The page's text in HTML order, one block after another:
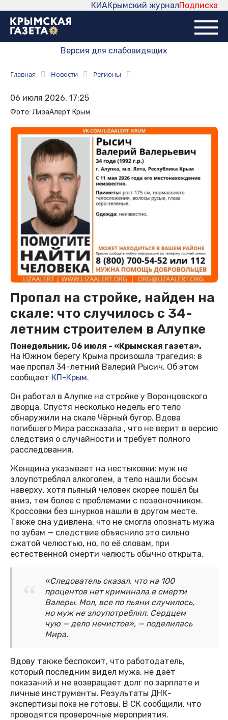
Подписка
Крымский журнал
КИА
Версия для слабовидящих
Главная Новости Регионы
06 июля 2026, 17:25
Фото: ЛизаАлерт Крым
Пропал на стройке, найден на
скале: что случилось с 34-
летним строителем в Алупке
Понедельник, 06 июля - «Крымская газета».
На Южном берегу Крыма произошла трагедия: в
мае пропал 34-летний Валерий Рысич. Об этом
сообщает КП-Крым.
Он работал в Алупке на стройке у Воронцовского
дворца. Спустя несколько недель его тело
обнаружили на скале Чёрный бугор. Вдова
погибшего Мира рассказала , что не верит в версию
следствия о случайности и требует полного
расследования.
Женщина указывает на нестыковки: муж не
злоупотреблял алкоголем, а тело нашли босым
наверху, хотя пьяный человек скорее пошёл бы
вниз, тем более с проблемами с позвоночником.
Кроссовки без шнурков нашли в другом месте.
Также она удивлена, что не смогла опознать мужа
по зубам — следствие объяснило это сильно
сжатой челюстью, но, по её словам, при
естественной смерти челюсть обычно открыта.
«Следователь сказал, что на 100
процентов нет криминала в смерти
Валеры. Мол, все по пьяни случилось,
но муж не злоупотреблял. Сердцем
чую — дело нечистое», — поделилась
Мира.
Вдову также беспокоит, что работодатель,
который последним видел мужа, не даёт
показаний и не возвращает долг по зарплате и
личные инструменты. Результаты ДНК-
экспертизы пока не готовы. В СК сообщили, что
проводятся проверочные мероприятия.